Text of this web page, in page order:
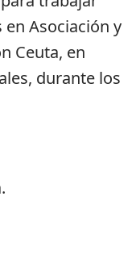
Asociación y
Ceuta, en
durante los